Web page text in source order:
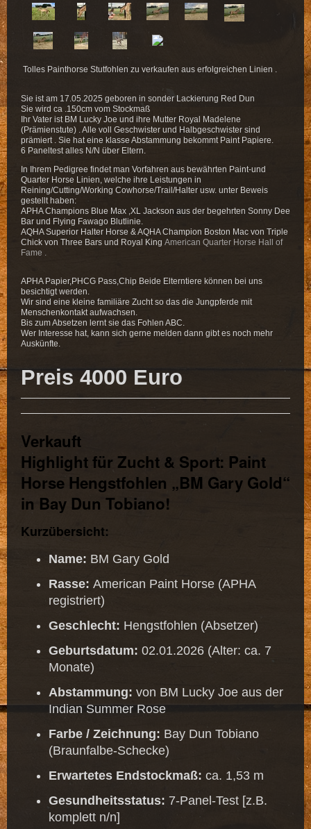
Tolles Painthorse Stutfohlen zu verkaufen aus erfolgreichen Linien .
Sie ist am 17.05.2025 geboren in sonder Lackierung Red Dun
Sie wird ca .150cm vom Stockmaß
Ihr Vater ist BM Lucky Joe und ihre Mutter Royal Madelene
(Prämienstute) . Alle voll Geschwister und Halbgeschwister sind
prämiert . Sie hat eine klasse Abstammung bekommt Paint Papiere.
6 Paneltest alles N/N über Eltern.
In Ihrem Pedigree findet man Vorfahren aus bewährten Paint-und
Quarter Horse Linien, welche ihre Leistungen in
Reining/Cutting/Working Cowhorse/Trail/Halter usw. unter Beweis
gestellt haben:
APHA Champions Blue Max ,XL Jackson aus der begehrten Sonny Dee
Bar und Flying Fawago Blutlinie.
AQHA Superior Halter Horse & AQHA Champion Boston Mac von Triple
Chick von Three Bars und Royal King American Quarter Horse Hall of
Fame
APHA Papier,PHCG Pass,Chip Beide Elterntiere können bei uns
besichtigt werden.
Wir sind eine kleine familiäre Zucht so das die Jungpferde mit
Menschenkontakt aufwachsen.
Bis zum Absetzen lernt sie das Fohlen ABC.
Wer Interesse hat, kann sich gerne melden dann gibt es noch mehr
Auskünfte.
Preis 4000 Euro
Verkauft
Highlight für Zucht & Sport: Paint
Horse Hengstfohlen „BM Gary Gold“
in Bay Dun Tobiano!
Kurzübersicht:
Name: BM Gary Gold
Rasse: American Paint Horse (APHA
registriert)
Geschlecht: Hengstfohlen (Absetzer)
Geburtsdatum: 02.01.2026 (Alter: ca. 7
Monate)
Abstammung: von BM Lucky Joe aus der
Indian Summer Rose
Farbe / Zeichnung: Bay Dun Tobiano
(Braunfalbe-Schecke)
Erwartetes Endstockmaß: ca. 1,53 m
Gesundheitsstatus: 7-Panel-Test [z.B.
komplett n/n]